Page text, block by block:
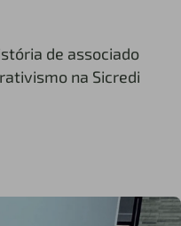
de associado
na Sicredi